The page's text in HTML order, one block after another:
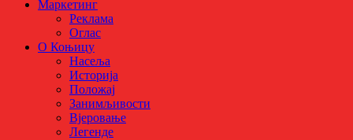
Маркетинг
Реклама
Оглас
О Коњицу
Насеља
Историја
Положај
Занимљивости
Вјеровање
Легенде